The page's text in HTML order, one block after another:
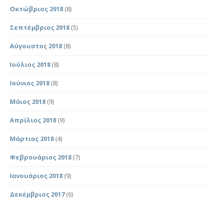
Οκτώβριος 2018 (8)
Σεπτέμβριος 2018 (5)
Αύγουστος 2018 (8)
Ιούλιος 2018 (8)
Ιούνιος 2018 (8)
Μάιος 2018 (9)
Απρίλιος 2018 (9)
Μάρτιος 2018 (4)
Φεβρουάριος 2018 (7)
Ιανουάριος 2018 (9)
Δεκέμβριος 2017(6)